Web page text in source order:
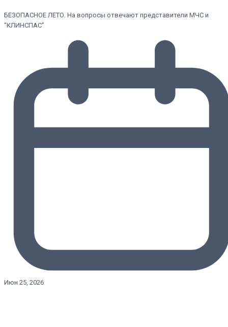
БЕЗОПАСНОЕ ЛЕТО. На вопросы отвечают представители МЧС и
“КЛИНСПАС”
Июн 25, 2026